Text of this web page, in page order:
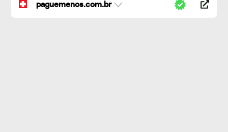
paguemenos.com.br